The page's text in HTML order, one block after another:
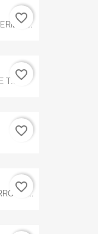
N...
favorite_border
T.546
favorite_border
favorite_border
favorite_border